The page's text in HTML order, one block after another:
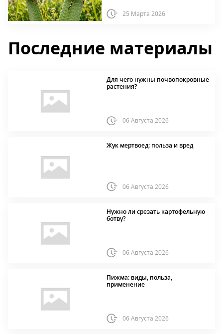
25 Марта 2026
Последние материалы
Для чего нужны почвопокровные
растения?
06 Августа 2026
Жук мертвоед: польза и вред
06 Августа 2026
Нужно ли срезать картофельную
ботву?
06 Августа 2026
Пижма: виды, польза,
применение
06 Августа 2026